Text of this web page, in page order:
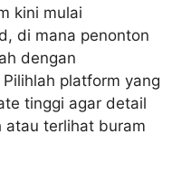
kini mulai
di mana penonton
dengan
platform yang
tinggi agar detail
atau terlihat buram